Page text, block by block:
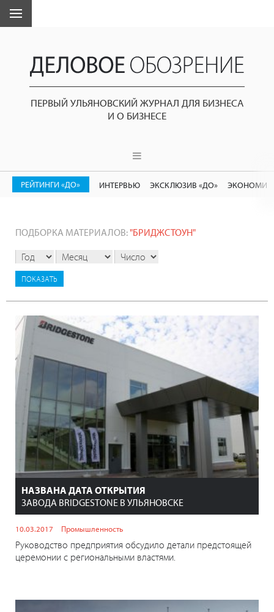
ПЕРВЫЙ УЛЬЯНОВСКИЙ ЖУРНАЛ ДЛЯ БИЗНЕСА
И О БИЗНЕСЕ
РЕЙТИНГИ «ДО» ИНТЕРВЬЮ ЭКСКЛЮЗИВ «ДО»
ПОДБОРКА МАТЕРИАЛОВ:"БРИДЖСТОУН"
НАЗВАНА ДАТА ОТКРЫТИЯ
ЗАВОДА BRIDGESTONE В УЛЬЯНОВСКЕ
10.03.2017 Промышленность
Руководство предприятия обсудило детали предстоящей
церемонии с региональными властями.